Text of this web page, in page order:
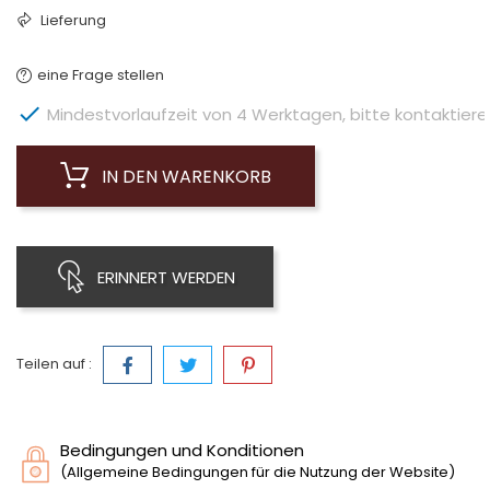
Lieferung
eine Frage stellen
 Mindestvorlaufzeit von 4 Werktagen, bitte
IN DEN WARENKORB
ERINNERT WERDEN
Teilen auf :
Bedingungen und Konditionen
(Allgemeine Bedingungen für die Nutzung der Website)